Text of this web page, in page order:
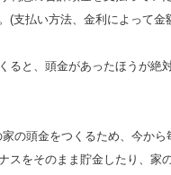
(支払い方法、金利によって金
ると、頭金があったほうが絶
の頭金をつくるため、今から
スをそのまま貯金したり、家